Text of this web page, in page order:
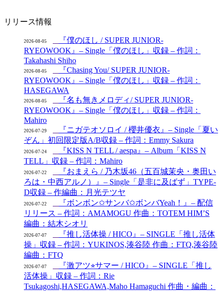
リリース情報
2026-08-05
『僕のほし / SUPER JUNIOR-
RYEOWOOK』– Single「僕のほし」収録 – 作詞：
Takahashi Shiho
2026-08-05
『Chasing You/ SUPER JUNIOR-
RYEOWOOK』– Single「僕のほし」収録 – 作詞：
HASEGAWA
2026-08-05
『名も無きメロディ/ SUPER JUNIOR-
RYEOWOOK』– Single「僕のほし」収録 – 作詞：
Mahiro
2026-07-29
『ニガテオソロイ / 櫻井優衣』– Single「夏い
ぞん」初回限定版A/B収録 – 作詞：Emmy Sakura
2026-07-24
『KISS N TELL / aespa』– Album「KISS N
TELL」収録 – 作詞：Mahiro
2026-07-22
『おまえら / 乃木坂46（五百城茉央・奥田い
ろは・中西アルノ）』– Single「是非に及ばず」TYPE-
D収録 – 作編曲：月光テツヤ
2026-07-22
『ボンボン✩サンバ✩ボンバYeah！』– 配信
リリース – 作詞：AMAMOGU 作曲：TOTEM HIM’S
編曲：結木シオリ
2026-07-07
『推し活体操 / HICO』– SINGLE「推し活体
操」収録 – 作詞：YUKINOS,湊谷陸 作曲：FTQ,湊谷陸
編曲：FTQ
2026-07-07
『激アツ⭐︎サマー / HICO』– SINGLE「推し
活体操」収録 – 作詞：Rie
Tsukagoshi,HASEGAWA,Maho Hamaguchi 作曲・編曲：